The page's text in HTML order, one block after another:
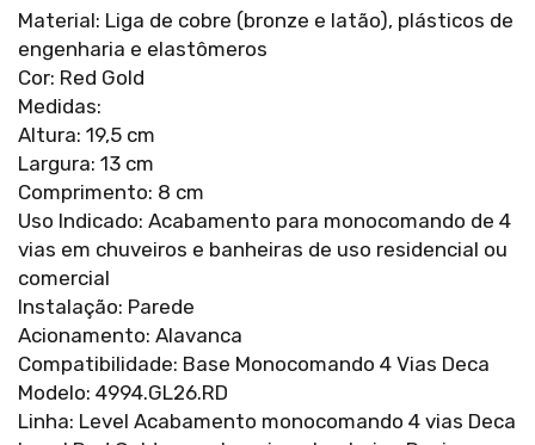
Material: Liga de cobre (bronze e latão), plásticos de
engenharia e elastômeros
Cor: Red Gold
Medidas:
Altura: 19,5 cm
Largura: 13 cm
Comprimento: 8 cm
Uso Indicado: Acabamento para monocomando de 4
vias em chuveiros e banheiras de uso residencial ou
comercial
Instalação: Parede
Acionamento: Alavanca
Compatibilidade: Base Monocomando 4 Vias Deca
Modelo: 4994.GL26.RD
Linha: Level Acabamento monocomando 4 vias Deca